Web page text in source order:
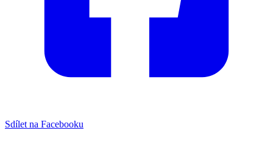
Sdílet na Facebooku